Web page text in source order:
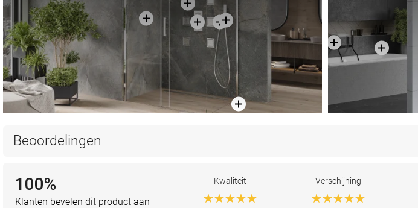
Beoordelingen
100%
Klanten bevelen dit product aan
Kwaliteit Verschijning